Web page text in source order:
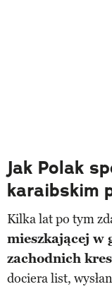
Jak Polak
karaibskim
Kilka lat po tym
mieszkającej w
zachodnich
dociera list,